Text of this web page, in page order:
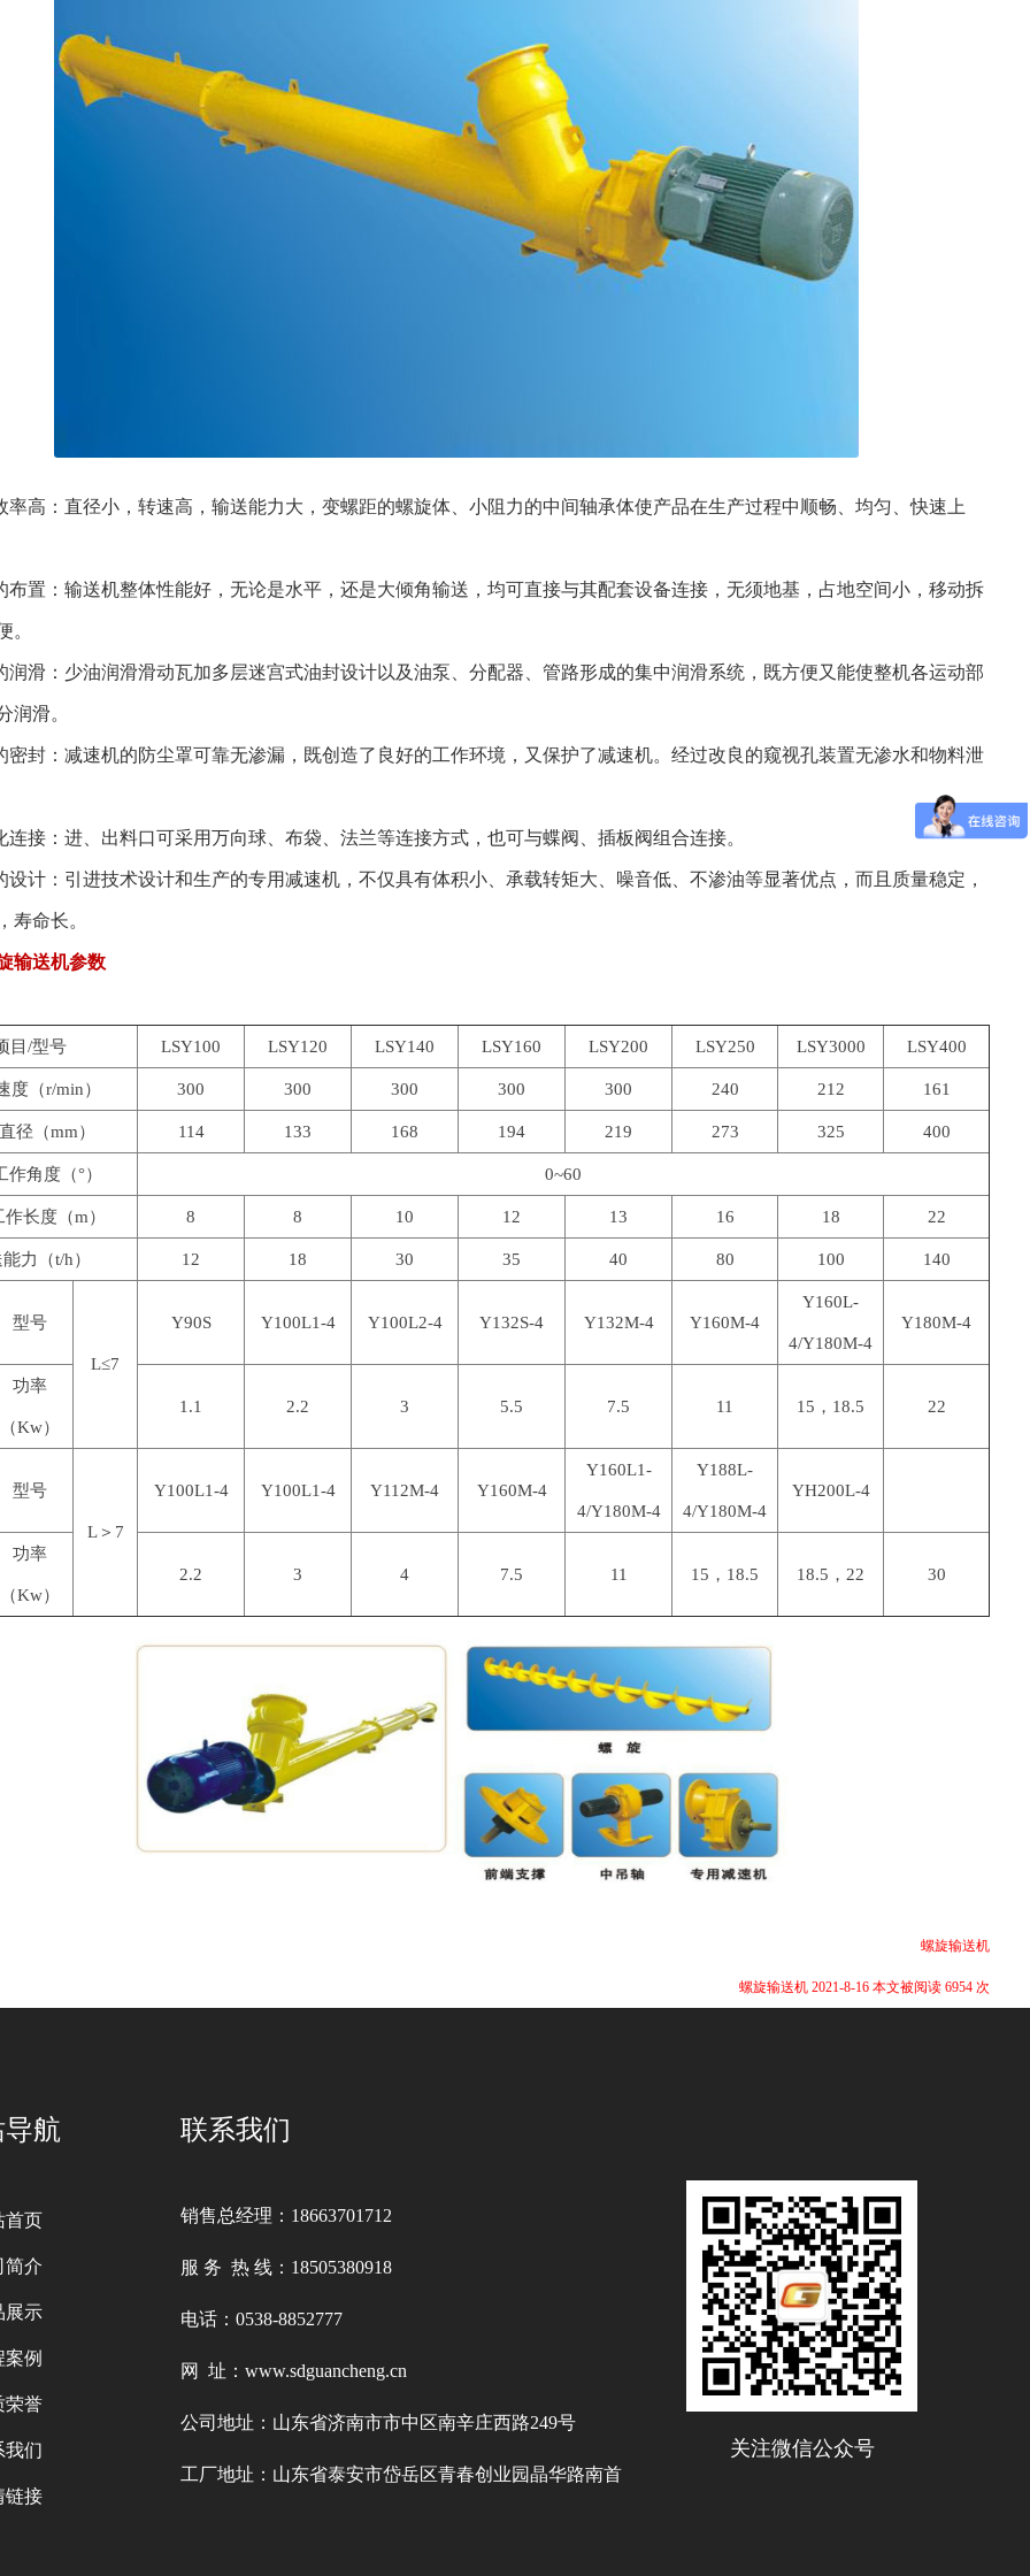
高：直径小，转速高，输送能力大，变螺距的螺旋体、小阻力的中间轴承体使产品在生产过程中顺畅、均匀、快速上
置：输送机整体性能好，无论是水平，还是大倾角输送，均可直接与其配套设备连接，无须地基，占地空间小，移动拆
。
滑：少油润滑滑动瓦加多层迷宫式油封设计以及油泵、分配器、管路形成的集中润滑系统，既方便又能使整机各运动部
润滑。
封：减速机的防尘罩可靠无渗漏，既创造了良好的工作环境，又保护了减速机。经过改良的窥视孔装置无渗水和物料泄
接：进、出料口可采用万向球、布袋、法兰等连接方式，也可与蝶阀、插板阀组合连接。
计：引进技术设计和生产的专用减速机，不仅具有体积小、承载转矩大、噪音低、不渗油等显著优点，而且质量稳定，
寿命长。
输送机参数
目/型号 LSY100 LSY120 LSY140 LSY160 LSY200 LSY250 LSY3000 LSY400
度（r/min） 300 300 300 300 300 240 212 161
径（mm） 114 133 168 194 219 273 325 400
作角度（°） 0~60
作长度（m） 8 8 10 12 13 16 18 22
力（t/h） 12 18 30 35 40 80 100 140
型号
L≤7
Y90S Y100L1-4 Y100L2-4 Y132S-4 Y132M-4 Y160M-4
Y160L-
4/Y180M-4
Y180M-4
功率
（Kw）
1.1 2.2 3 5.5 7.5 11 15，18.5 22
型号
L＞7
Y100L1-4 Y100L1-4 Y112M-4 Y160M-4
Y160L1-
4/Y180M-4
Y188L-
4/Y180M-4
YH200L-4
功率
（Kw）
2.2 3 4 7.5 11 15，18.5 18.5，22 30
螺旋输送机
螺旋输送机 2021-8-16 本文被阅读 6954 次
导航
首页
简介
展示
案例
荣誉
我们
链接
联系我们
销售总经理：18663701712
服 务 热 线：18505380918
电话：0538-8852777
网 址：www.sdguancheng.cn
公司地址：山东省济南市市中区南辛庄西路249号
工厂地址：山东省泰安市岱岳区青春创业园晶华路南首
关注微信公众号